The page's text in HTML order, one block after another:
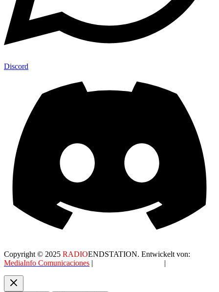
Discord
Copyright © 2025 RADIOENDSTATION. Entwickelt von:
MediaInfo Comunicaciones | |